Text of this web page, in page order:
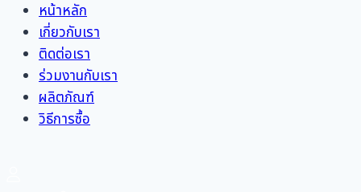
หน้าหลัก
เกี่ยวกับเรา
ติดต่อเรา
ร่วมงานกับเรา
ผลิตภัณฑ์
วิธีการซื้อ